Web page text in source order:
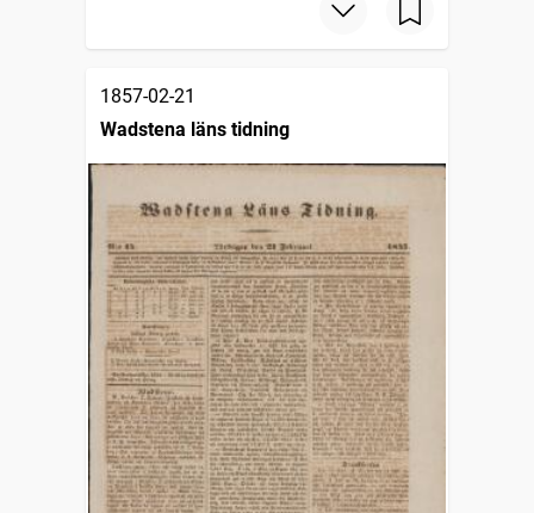
1857-02-21
Wadstena läns tidning